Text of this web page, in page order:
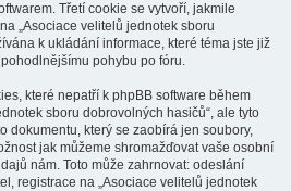
Třetí cookie se vytvoří, jakmile
„Asociace velitelů jednotek sboru
k ukládání informace, které téma jste již
pohybu po fóru.
které nepatří k phpBB software během
sboru dobrovolných hasičů“, ale tyto
dokumentu, který se zaobírá jen soubory,
jak můžeme shromažďovat vaše osobní
nám. Toto může zahrnovat: odeslání
registrace na „Asociace velitelů jednotek